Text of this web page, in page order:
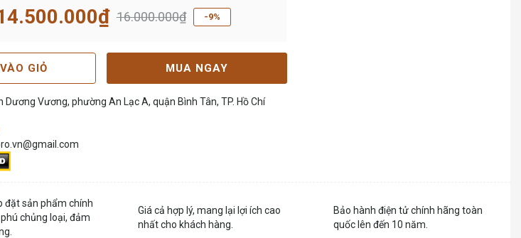
16.000.000₫ -9%
GIỎ MUA NGAY
Dương Vương, phường An Lạc A, quận Bình Tân, TP. Hồ Chí
đặt sản phẩm chính
chủng loại, đảm
Giá cả hợp lý, mang lại lợi ích cao
nhất cho khách hàng.
Bảo hành điện tử chính hãng toàn
quốc lên đến 10 năm.